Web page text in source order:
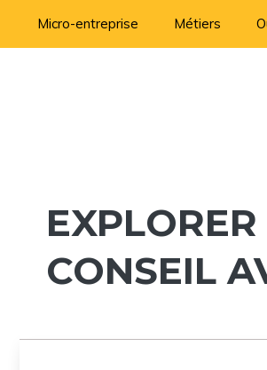
Micro-entreprise Métiers
CONSEIL